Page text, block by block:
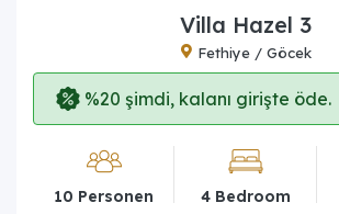
Villa Hazel 3
Fethiye / Göcek
%20 şimdi, kalanı girişte öde.
10 Personen 4 Bedroom